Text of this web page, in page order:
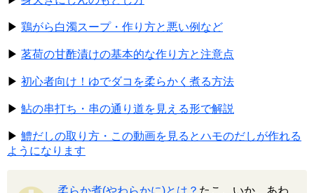
▶ 鶏がら白濁スープ・作り方と悪い例など
▶ 茗荷の甘酢漬けの基本的な作り方と注意点
▶ 初心者向け！ゆでダコを柔らかく煮る方法
▶ 鮎の串打ち・串の通り道を見える形で解説
▶ 鱧だしの取り方・この動画を見るとハモのだしが作れる
ようになります